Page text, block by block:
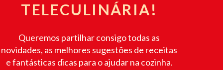
TELECULINÁRIA!
Queremos partilhar consigo todas as
novidades, as melhores sugestões de receitas
e fantásticas dicas para o ajudar na cozinha.